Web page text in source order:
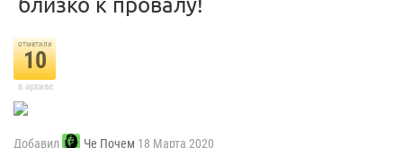
отметили
10
в архиве
Добавил Че Почем 18 Марта 2020